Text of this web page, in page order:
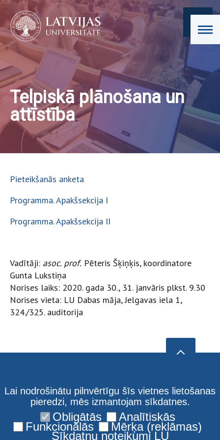
Telpiskā plānošana un
attīstība
Pieteikšanās anketa
Programma. Apakšsekcija I
Programma. Apakšsekcija II
Vadītāji: asoc. prof. Pēteris Šķiņķis, koordinatore
Gunta Lukstiņa
Norises laiks: 2020. gada 30., 31. janvāris plkst. 9.30
Norises vieta: LU Dabas māja, Jelgavas iela 1,
324./325. auditorija
Lai nodrošinātu pilnvērtīgu šīs vietnes lietošanas
pieredzi, mēs izmantojam sīkdatnes.
Obligātās Analītiskās
Funkcionālās Mērķa (reklāmas)
Sīkdatņu noteikumi LU